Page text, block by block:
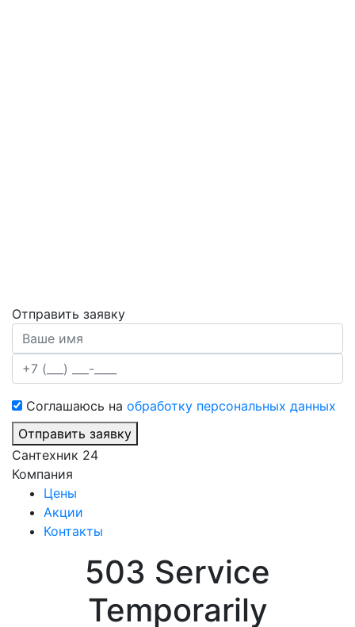
Отправить заявку
Соглашаюсь на обработку персональных данных
Отправить заявку
Сантехник 24
Компания
Цены
Акции
Контакты
503 Service
Temporarily